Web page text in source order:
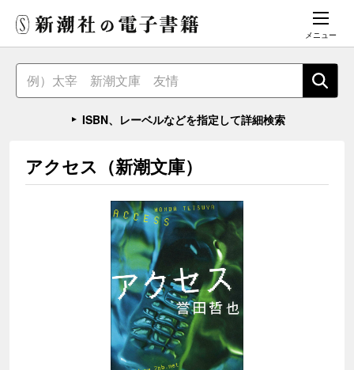
メニュー
ISBN、レーベルなどを指定して詳細検索
アクセス（新潮文庫）